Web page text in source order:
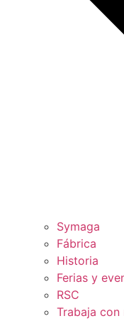
Symaga
Fábrica
Historia
Ferias y
RSC
Trabaja